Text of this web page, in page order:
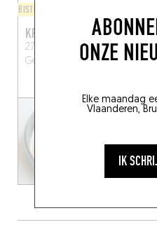
ONZE
Elke maandag
Vlaanderen,
IK
BISTRO
KRUIDTUIN
27 Kortrijksesteenweg
Gent (9000)